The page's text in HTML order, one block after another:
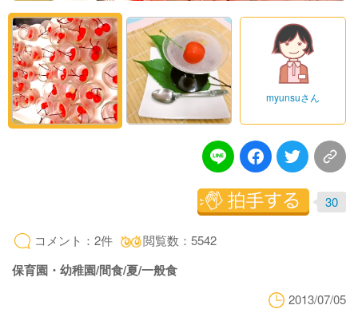
myunsuさん
30
コメント：2件 閲覧数：5542
保育園・幼稚園/間食/夏/一般食
2013/07/05